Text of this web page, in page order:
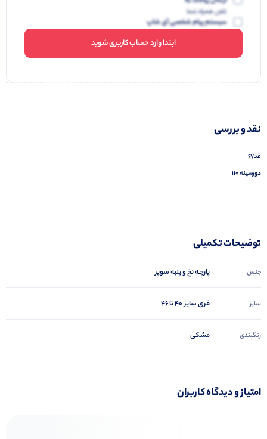
تلفن همراه شما
سیستم پیام شخصی آی شاپ
ابتدا وارد حساب کاربری شوید
نقد و بررسی
قد۶۷
دورسینه ۱۱۰
توضیحات تکمیلی
جنس پارچـه نخ و پنبه سوپر
سایز فری سایز 40 تا 46
رنگبندی مشکی
امتیاز و دیدگاه کاربران